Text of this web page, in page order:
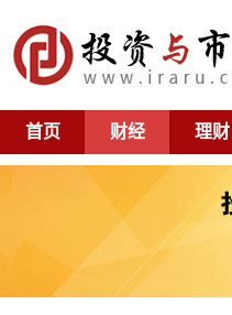
首页 财经 理财